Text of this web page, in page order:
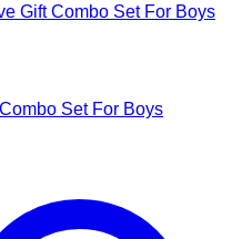
Gift Combo Set For Boys